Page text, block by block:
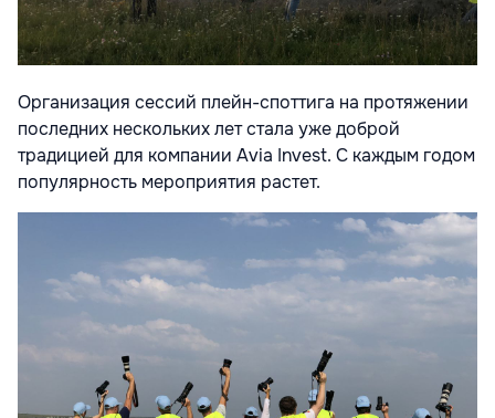
Организация сессий плейн-споттига на протяжении
последних нескольких лет стала уже доброй
традицией для компании Avia Invest. С каждым годом
популярность мероприятия растет.